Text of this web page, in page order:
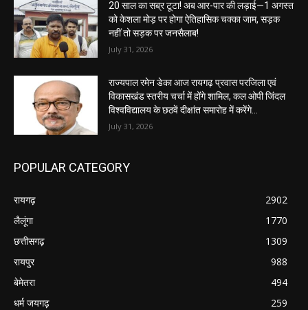
20 साल का सब्र टूटा! अब आर-पार की लड़ाई—1 अगस्त
को केशला मोड़ पर होगा ऐतिहासिक चक्का जाम, सड़क
नहीं तो सड़क पर जनसैलाब!
July 31, 2026
राज्यपाल रमेन डेका आज रायगढ़ प्रवास परजिला एवं
विकासखंड स्तरीय चर्चा में होंगे शामिल, कल ओपी जिंदल
विश्वविद्यालय के छठवें दीक्षांत समारोह में करेंगे...
July 31, 2026
POPULAR CATEGORY
रायगढ़
2902
लैलूंगा
1770
छत्तीसगढ़
1309
रायपुर
988
बेमेतरा
494
धर्म जयगढ़
259